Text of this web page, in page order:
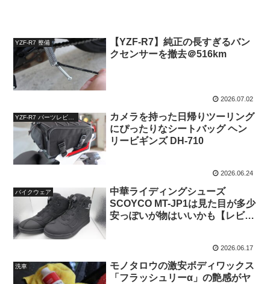
YZF-R7 整備
【YZF-R7】純正の長すぎるバン
クセンサーを撤去＠516km
2026.07.02
カメラを持った日帰りツーリング
にぴったりなシートバッグ ヘン
リービギンズ DH-710
2026.06.24
バイクウェア
中華ライディングシューズ
SCOYCO MT-JP1は見た目が多少
安っぽいが物はいいかも【レビュ
2026.06.17
洗車
モノタロウの激安ボディワックス
「フラッシュリーα」の艶感がヤ